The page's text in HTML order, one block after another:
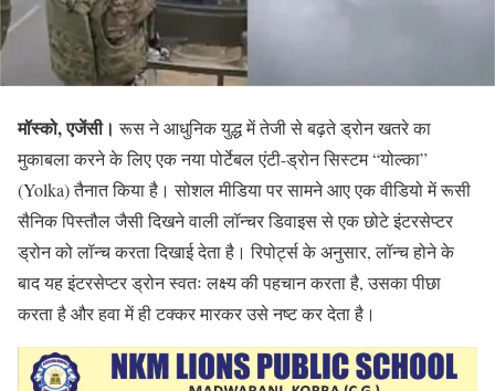
मॉस्को, एजेंसी।रूस ने आधुनिक युद्ध में तेजी से बढ़ते ड्रोन खतरे का
मुकाबला करने के लिए एक नया पोर्टेबल एंटी-ड्रोन सिस्टम “योल्का”
(Yolka) तैनात किया है। सोशल मीडिया पर सामने आए एक वीडियो में रूसी
सैनिक पिस्तौल जैसी दिखने वाली लॉन्चर डिवाइस से एक छोटे इंटरसेप्टर
ड्रोन को लॉन्च करता दिखाई देता है। रिपोर्ट्स के अनुसार, लॉन्च होने के
बाद यह इंटरसेप्टर ड्रोन स्वतः लक्ष्य की पहचान करता है, उसका पीछा
करता है और हवा में ही टक्कर मारकर उसे नष्ट कर देता है।